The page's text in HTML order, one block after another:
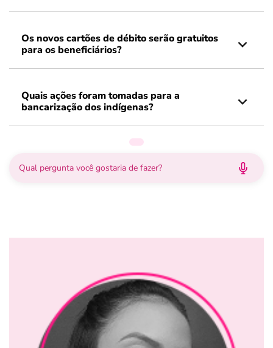
Os novos cartões de débito serão gratuitos
para os beneficiários?
Quais ações foram tomadas para a
bancarização dos indígenas?